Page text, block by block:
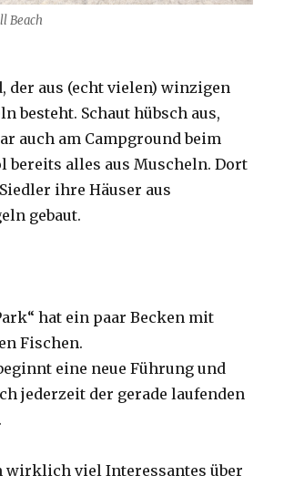
Beach
der aus (echt vielen) winzigen
besteht. Schaut hübsch aus,
auch am Campground beim
bereits alles aus Muscheln. Dort
ihre Häuser aus
gebaut.
hat ein paar Becken mit
Fischen.
eine neue Führung und
jederzeit der gerade laufenden
wirklich viel Interessantes über